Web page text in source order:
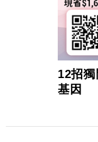
12招
基因